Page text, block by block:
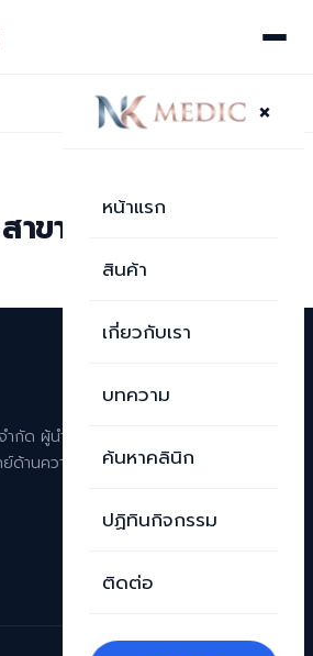
×
หน้าแรก
สินค้า
เกี่ยวกับเรา
บทความ
ค้นหาคลินิก
ปฏิทินกิจกรรม
ติดต่อ
าขาอยุธยา
ด ผู้นำเข้าและจัดจำหน่าย
ด้านความงามระดับพรีเมียม